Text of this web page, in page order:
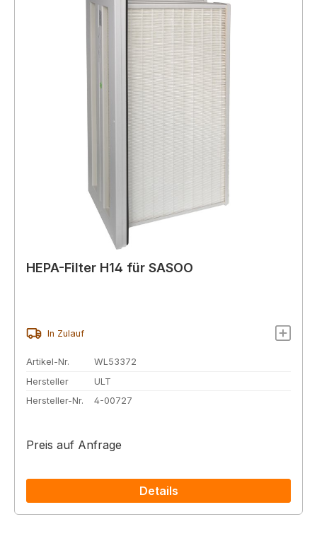
HEPA-Filter H14 für SASOO
In Zulauf
Artikel-Nr.
WL53372
Hersteller
ULT
Hersteller-Nr.
4-00727
Preis auf Anfrage
Details